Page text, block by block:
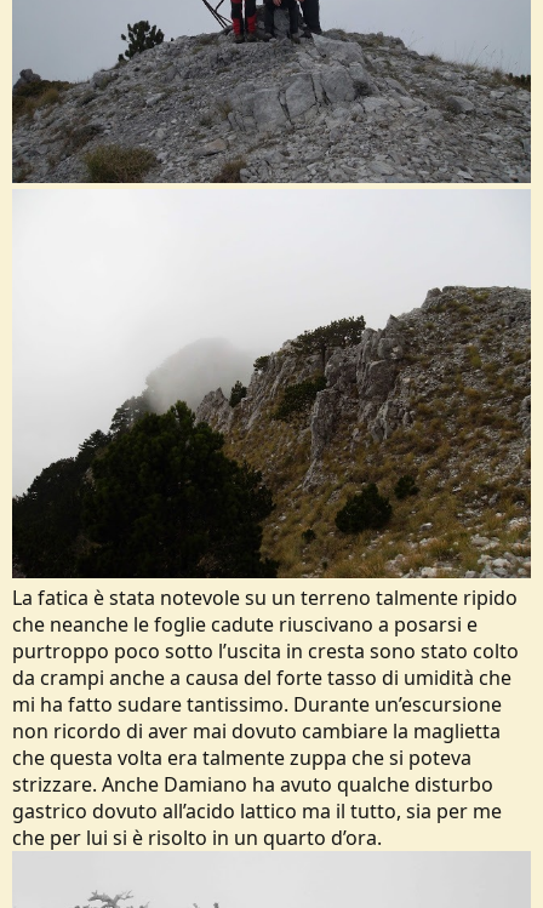
La fatica è stata notevole su un terreno talmente ripido
che neanche le foglie cadute riuscivano a posarsi e
purtroppo poco sotto l’uscita in cresta sono stato colto
da crampi anche a causa del forte tasso di umidità che
mi ha fatto sudare tantissimo. Durante un’escursione
non ricordo di aver mai dovuto cambiare la maglietta
che questa volta era talmente zuppa che si poteva
strizzare. Anche Damiano ha avuto qualche disturbo
gastrico dovuto all’acido lattico ma il tutto, sia per me
che per lui si è risolto in un quarto d’ora.